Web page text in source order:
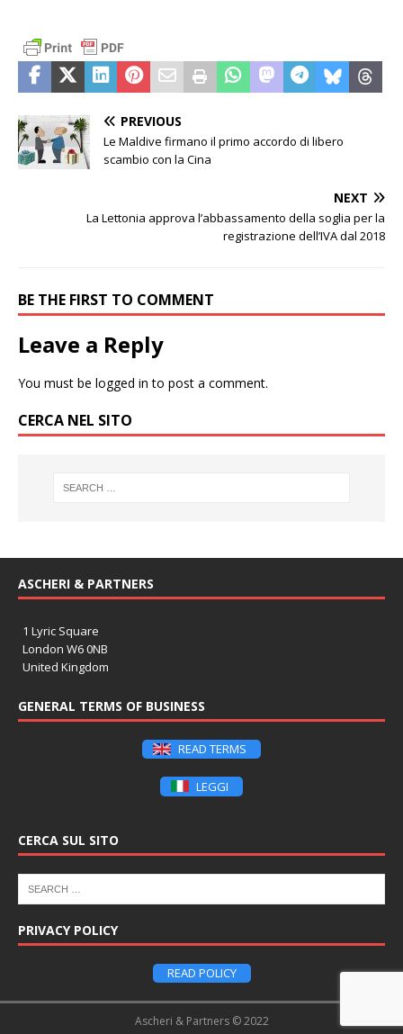
PREVIOUS
Le Maldive firmano il primo accordo di libero
scambio con la Cina
NEXT
La Lettonia approva l’abbassamento della soglia per la
registrazione dell’IVA dal 2018
BE THE FIRST TO COMMENT
Leave a Reply
You must be logged in to post a comment.
CERCA NEL SITO
ASCHERI & PARTNERS
1 Lyric Square
London W6 0NB
United Kingdom
GENERAL TERMS OF BUSINESS
READ TERMS
LEGGI
CERCA SUL SITO
PRIVACY POLICY
READ POLICY
Ascheri & Partners © 2022